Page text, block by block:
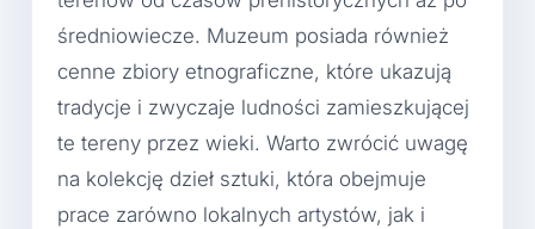
średniowiecze. Muzeum posiada również
cenne zbiory etnograficzne, które ukazują
tradycje i zwyczaje ludności zamieszkującej
te tereny przez wieki. Warto zwrócić uwagę
na kolekcję dzieł sztuki, która obejmuje
prace zarówno lokalnych artystów, jak i